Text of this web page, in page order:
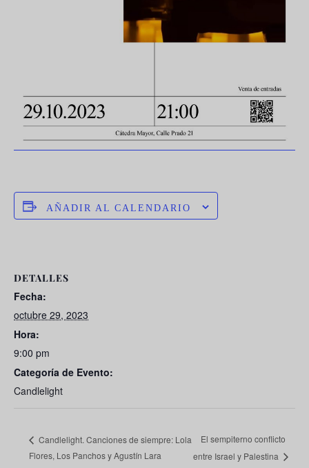
AÑADIR AL CALENDARIO
DETALLES
Fecha:
octubre 29, 2023
Hora:
9:00 pm
Categoría de Evento:
Candlelight
Candlelight. Canciones de siempre: Lola
Flores, Los Panchos y Agustín Lara
El sempiterno conflicto
entre Israel y Palestina